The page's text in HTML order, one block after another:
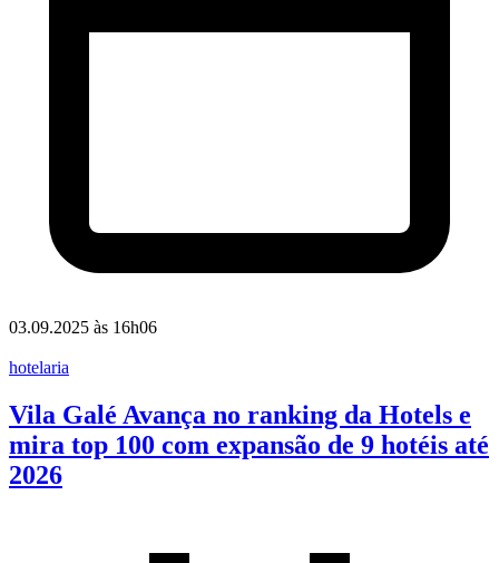
03.09.2025 às 16h06
hotelaria
Vila Galé Avança no ranking da Hotels e
mira top 100 com expansão de 9 hotéis até
2026